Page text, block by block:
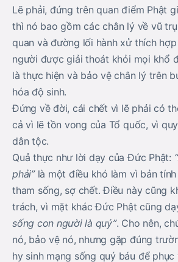
Lẽ phải, đứng trên quan điểm Phật
thì nó bao gồm các chân lý về vũ trụ
quan và đường lối hành xử thích
người được giải thoát khỏi mọi khổ
là thực hiện và bảo vệ chân lý trên
hóa độ sinh.
Đứng về đời, cái chết vì lẽ phải có
cả vì lẽ tồn vong của Tổ quốc, vì
dân tộc.
Quả thực như lời dạy của Đức Phật:
phải”là một điều khó làm vì bản
tham sống, sợ chết. Điều này cũng
trách, vì mặt khác Đức Phật cũng
sống con người là quý”. Cho nên,
nó, bảo vệ nó, nhưng gặp đúng
hy sinh mạng sống quý báu để